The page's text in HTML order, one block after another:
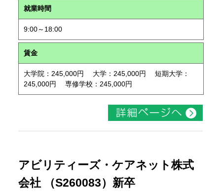
就業時間
9:00～18:00
賃金
大学院：245,000円 大学：245,000円 短期大学：
245,000円 専修学校：245,000円
アビリティーズ・ケアネット株式
会社 （S260083）新卒